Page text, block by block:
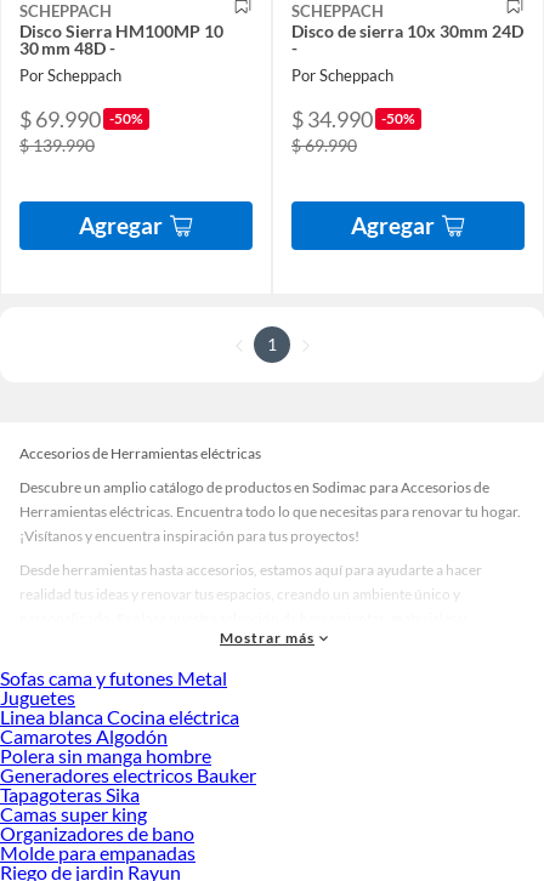
SCHEPPACH
Disco Sierra HM100MP 10
30 mm 48D -
Por Scheppach
$ 69.990 -50%
$ 139.990
Agregar
SCHEPPACH
Disco de sierra 10x 30mm 24D
-
Por Scheppach
$ 34.990 -50%
$ 69.990
Agregar
1
Accesorios de Herramientas eléctricas
Descubre un amplio catálogo de productos en Sodimac para Accesorios de
Herramientas eléctricas. Encuentra todo lo que necesitas para renovar tu hogar.
¡Visítanos y encuentra inspiración para tus proyectos!
Desde herramientas hasta accesorios, estamos aquí para ayudarte a hacer
realidad tus ideas y renovar tus espacios, creando un ambiente único y
accesorios de calidad que te ayudarán a crear un espacio más tú.
Desde remodelaciones hasta proyectos de decoración, estamos aquí para hacer
tus ideas realidad. ¡Visítanos y encuentra todo lo que tenemos para ofrecerte en
Accesorios de Herramientas eléctricas!
Explora la variedad de productos de Accesorios de Herramientas
eléctricas en Sodimac
Herramientas, materiales y accesorios de calidad para tus proyectos y
renovación de espacios. ¡Visítanos y descubre todo lo que tenemos para
ofrecerte!
Mostrar más
Sofas cama y futones Metal
Juguetes
Linea blanca Cocina eléctrica
Camarotes Algodón
Polera sin manga hombre
Generadores electricos Bauker
Tapagoteras Sika
Camas super king
Organizadores de bano
Molde para empanadas
Riego de jardin Rayun